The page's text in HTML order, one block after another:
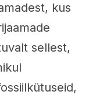
kus
sellest,